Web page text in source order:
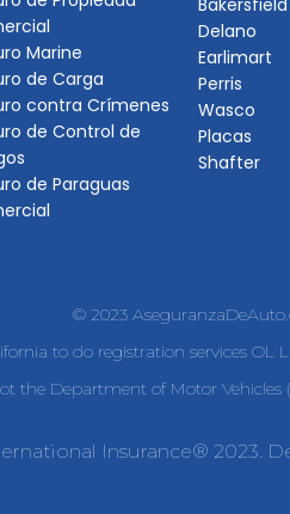
Marine
de Carga
contra Crímenes
de Control de
de Paraguas
Bakersfield
Delano
Earlimart
Perris
Wasco
Placas
Shafter
© 2023
to do registration services
the Department of Motor
Insurance® 2023.